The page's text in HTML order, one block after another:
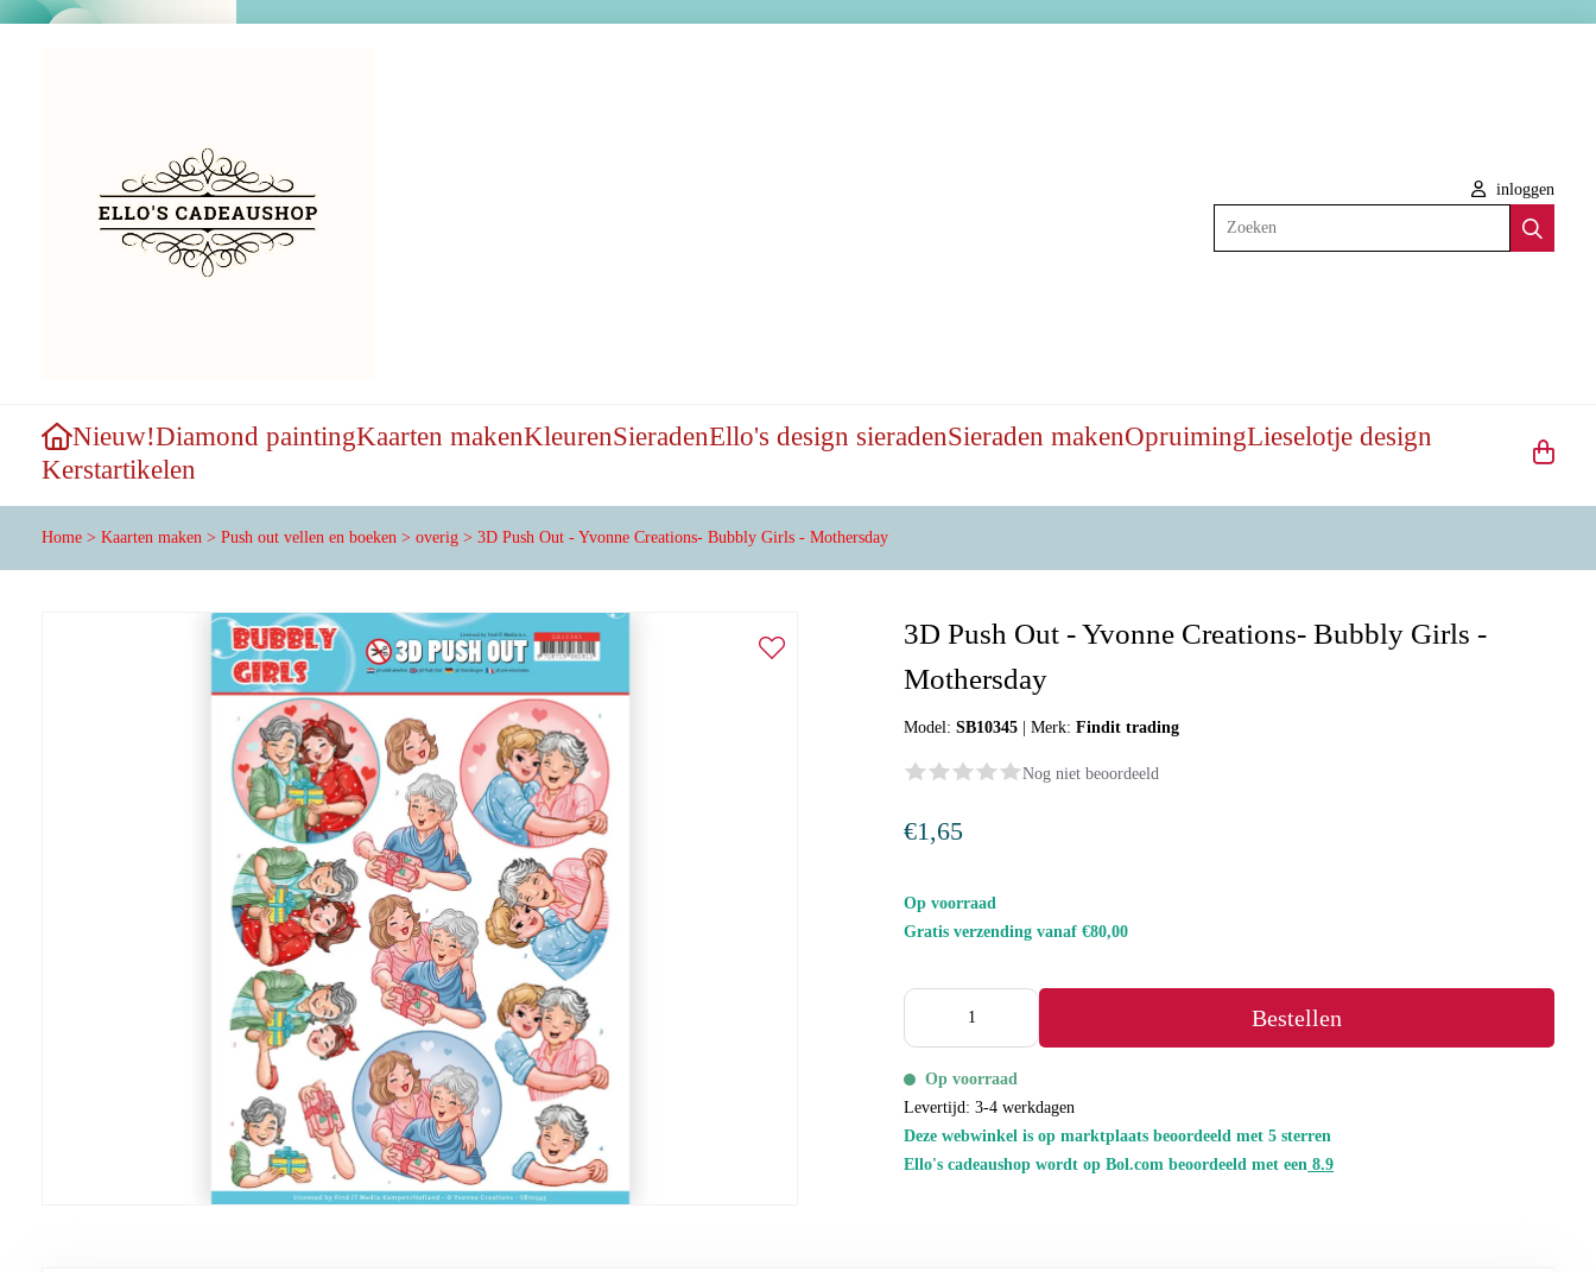
inloggen
Zoeken
Nieuw!Diamond paintingKaarten makenKleurenSieradenEllo's design sieradenSieraden makenOpruimingLieselotje design
Kerstartikelen
Home > Kaarten maken > Push out vellen en boeken > overig > 3D Push Out - Yvonne Creations- Bubbly Girls - Mothersday
3D Push Out - Yvonne Creations- Bubbly Girls -
Mothersday
Model:SB10345 |Merk:Findit trading
Nog niet beoordeeld
€1,65
Op voorraad
Gratis verzending vanaf €80,00
Bestellen
Op voorraad
Levertijd: 3-4 werkdagen
Deze webwinkel is op marktplaats beoordeeld met 5 sterren
Ello's cadeaushop wordt op Bol.com beoordeeld met een 8.9